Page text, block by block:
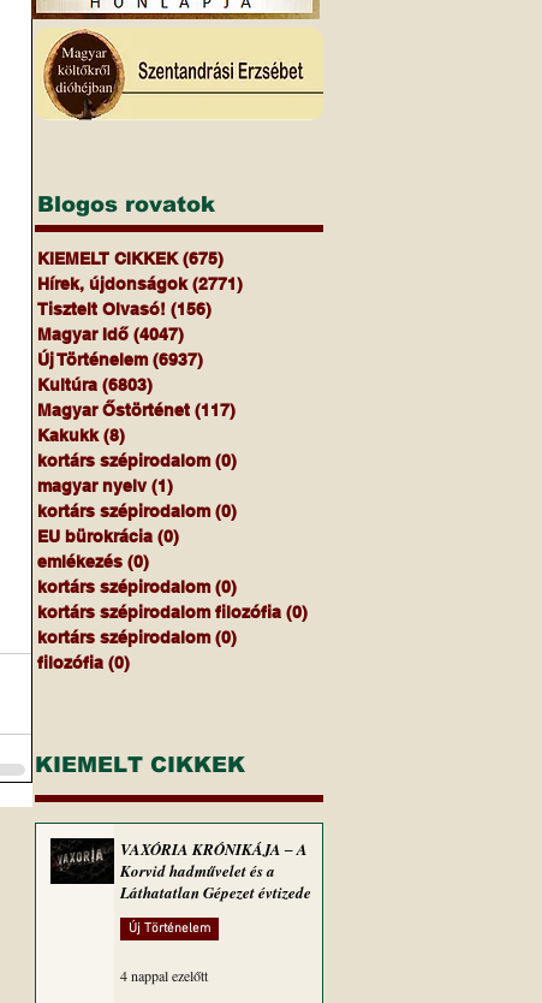
Blogos rovatok
KIEMELT CIKKEK (675)
Hírek, újdonságok (2771)
Tisztelt Olvasó! (156)
Magyar Idő (4047)
Új Történelem (6937)
Kultúra (6803)
Magyar Őstörténet (117)
Kakukk (8)
kortárs szépirodalom (0)
magyar nyelv (1)
kortárs szépirodalom (0)
EU bürokrácia (0)
emlékezés (0)
kortárs szépirodalom (0)
kortárs szépirodalom filozófia (0)
kortárs szépirodalom (0)
filozófia (0)
KIEMELT CIKKEK
VAXÓRIA KRÓNIKÁJA ‒ A
Korvid hadművelet és a
Láthatatlan Gépezet évtizede
Új Történelem
4 nappal ezelőtt